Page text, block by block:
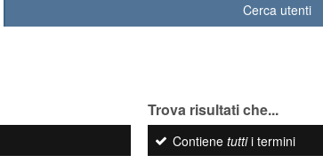
Cerca utenti
Trova risultati che...
Contiene tuttii termini